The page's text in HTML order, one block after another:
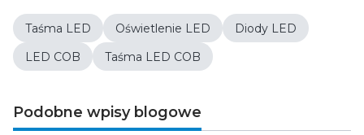
Taśma LED Oświetlenie LED
Diody LED
LED COB
Taśma LED COB
Podobne wpisy blogowe